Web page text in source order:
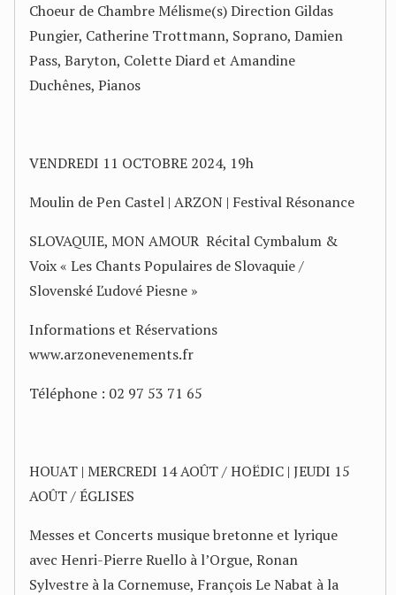
Choeur de Chambre Mélisme(s) Direction Gildas
Pungier, Catherine Trottmann, Soprano, Damien
Pass, Baryton, Colette Diard et Amandine
Duchênes, Pianos
VENDREDI 11 OCTOBRE 2024, 19h
Moulin de Pen Castel | ARZON | Festival Résonance
SLOVAQUIE, MON AMOUR Récital Cymbalum &
Voix « Les Chants Populaires de Slovaquie /
Slovenské Ľudové Piesne »
Informations et Réservations
www.arzonevenements.fr
Téléphone : 02 97 53 71 65
HOUAT | MERCREDI 14 AOÛT / HOËDIC | JEUDI 15
AOÛT / ÉGLISES
Messes et Concerts musique bretonne et lyrique
avec Henri-Pierre Ruello à l’Orgue, Ronan
Sylvestre à la Cornemuse, François Le Nabat à la